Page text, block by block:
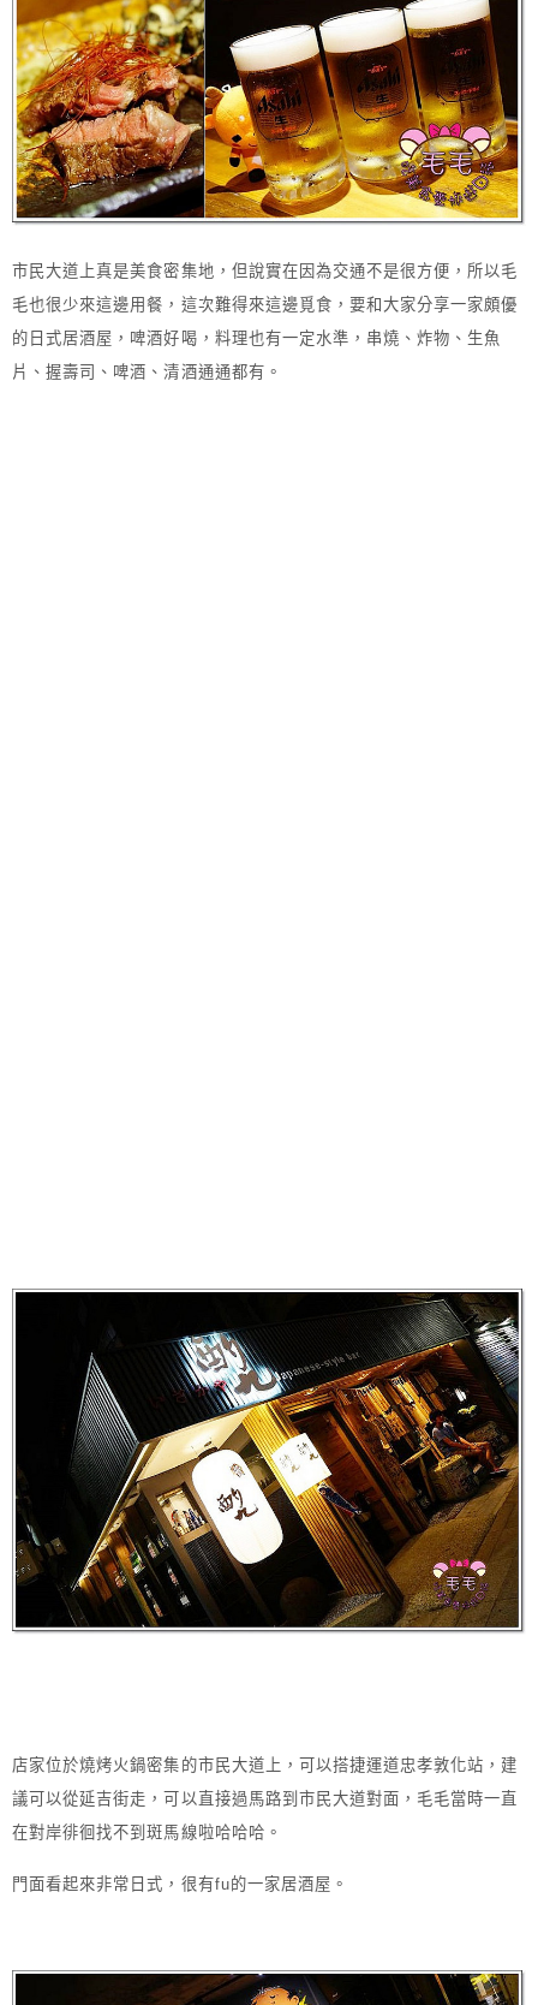
市民大道上真是美食密集地，但說實在因為交通不是很方便，所以毛
毛也很少來這邊用餐，這次難得來這邊覓食，要和大家分享一家頗優
的日式居酒屋，啤酒好喝，料理也有一定水準，串燒、炸物、生魚
片、握壽司、啤酒、清酒通通都有。
店家位於燒烤火鍋密集的市民大道上，可以搭捷運道忠孝敦化站，建
議可以從延吉街走，可以直接過馬路到市民大道對面，毛毛當時一直
在對岸徘徊找不到斑馬線啦哈哈哈。
門面看起來非常日式，很有fu的一家居酒屋。